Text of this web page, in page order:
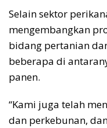
Selain sektor
mengembangkan
bidang pertanian
beberapa di
panen.
“Kami juga telah
dan perkebunan,